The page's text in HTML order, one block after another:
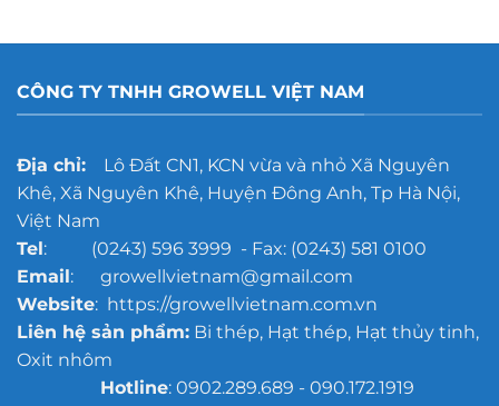
CÔNG TY TNHH GROWELL VIỆT NAM
Địa chỉ:Lô Đất CN1, KCN vừa và nhỏ Xã Nguyên
Khê, Xã Nguyên Khê, Huyện Đông Anh, Tp Hà Nội,
Việt Nam
Tel: (0243) 596 3999 - Fax: (0243) 581 0100
Email: growellvietnam@gmail.com
Website: https://growellvietnam.com.vn
Liên hệ sản phẩm:Bi thép, Hạt thép, Hạt thủy tinh,
Oxit nhôm
Hotline: 0902.289.689 - 090.172.1919